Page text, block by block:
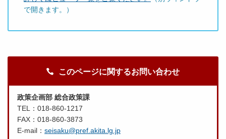
で開きます。）
このページに関するお問い合わせ
政策企画部 総合政策課
TEL：018-860-1217
FAX：018-860-3873
E-mail： seisaku@pref.akita.lg.jp